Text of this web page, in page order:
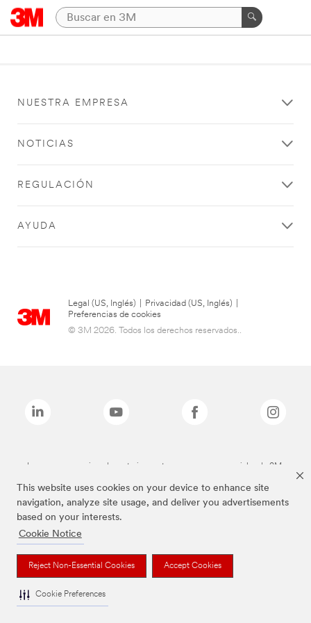
This website uses cookies on your device to enhance site
navigation, analyze site usage, and deliver you advertisements
based on your interests.
Cookie Notice
Reject Non-Essential Cookies Accept Cookies
Cookie Preferences
NUESTRA EMPRESA
NOTICIAS
REGULACIÓN
AYUDA
Legal (US, Inglés) Privacidad (US, Inglés)
Preferencias de cookies
© 3M 2026. Todos los derechos reservados..
Las marcas mencionadas anteriormente son marcas comerciales de 3M.